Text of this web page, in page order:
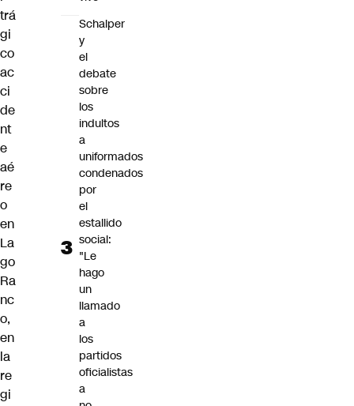
trá
gi
co
ac
ci
de
nt
e
aé
re
o
en
La
go
Ra
nc
o,
en
la
re
gi
Schalper
y
el
debate
sobre
los
indultos
a
uniformados
condenados
por
el
estallido
social:
"Le
hago
un
llamado
a
los
partidos
oficialistas
a